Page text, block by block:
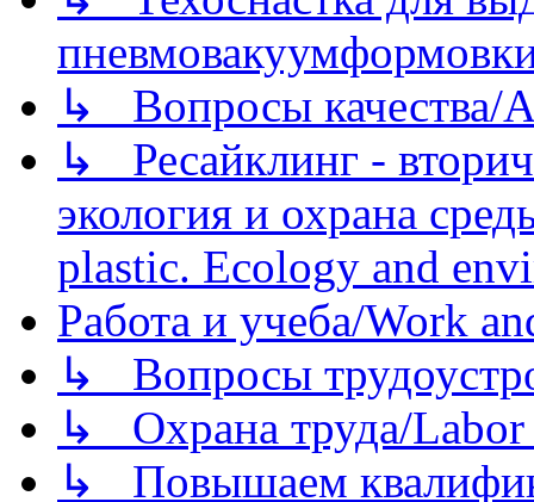
↳ Вопросы качества/
↳ Ресайклинг -
экология и охрана
plastic. Ecology and
Работа и учеба/Work
↳ Вопросы
↳ Охрана труда/Labor
↳ Повышаем